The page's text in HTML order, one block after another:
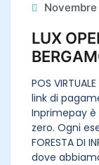
LUX
POS
link di
Inprimepay
zero. Ogni
FORESTA DI
dove